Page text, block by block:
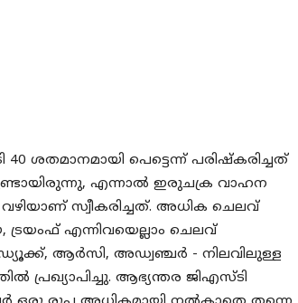
ശതമാനമായി പെട്ടെന്ന് പരിഷ്കരിച്ചത്
എന്നാൽ ഇരുചക്ര വാഹന
സ്വീകരിച്ചത്. അധിക ചെലവ്
എന്നിവയെല്ലാം ചെലവ്
ഡ്യൂക്ക്, ആർ‌സി, അഡ്വഞ്ചർ - നിലവിലുള്ള
പ്രഖ്യാപിച്ചു. ആഭ്യന്തര ജിഎസ്ടി